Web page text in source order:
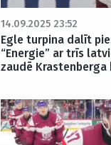
14.09.2025 23:52
Egle turpina dalīt
“Energie” ar trīs
zaudē Krastenberga